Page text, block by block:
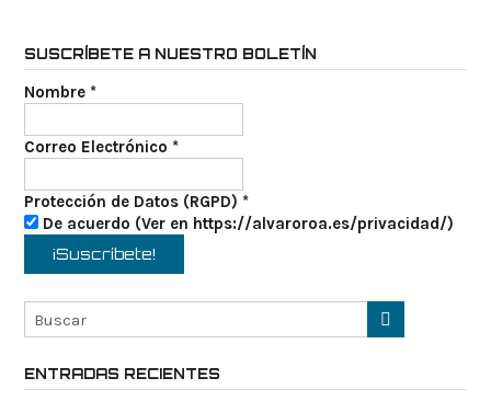
SUSCRÍBETE A NUESTRO BOLETÍN
Nombre *
Correo Electrónico *
Protección de Datos (RGPD) *
De acuerdo (Ver en https://alvaroroa.es/privacidad/)
ENTRADAS RECIENTES